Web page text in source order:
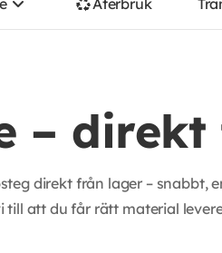
Återbruk
–
direkt från lager – snabbt,
att du får rätt material